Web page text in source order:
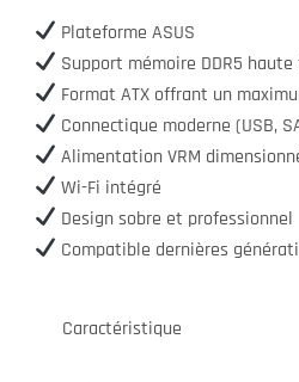
Plateforme ASUS
Support mémoire DDR5 haute
Format ATX offrant un
Connectique moderne (USB,
Alimentation VRM
Wi-Fi intégré
Design sobre et professionnel
Compatible dernières
Caractéristique